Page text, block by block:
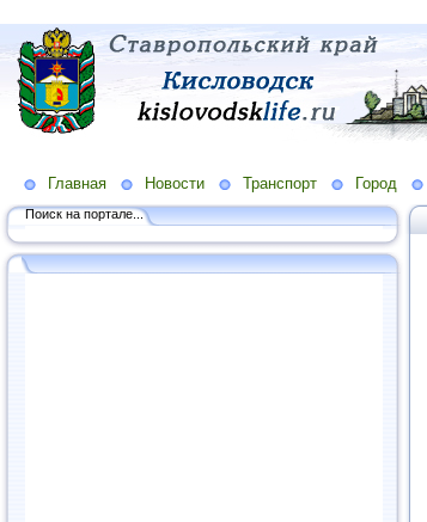
Главная Новости Транспорт Город
Поиск на портале...